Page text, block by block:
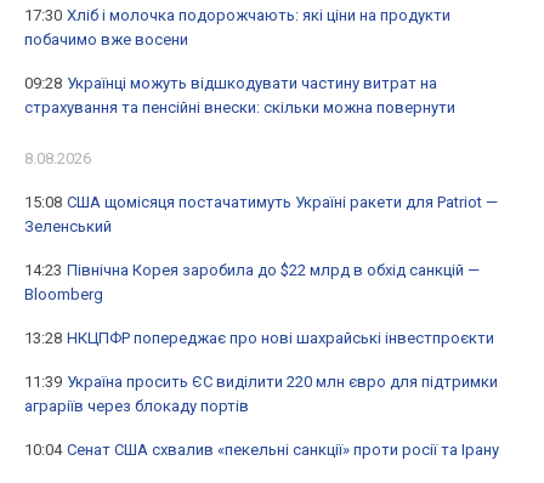
17:30 Хліб і молочка подорожчають: які ціни на продукти
побачимо вже восени
09:28 Українці можуть відшкодувати частину витрат на
страхування та пенсійні внески: скільки можна повернути
8.08.2026
15:08 США щомісяця постачатимуть Україні ракети для Patriot —
Зеленський
14:23 Північна Корея заробила до $22 млрд в обхід санкцій —
Bloomberg
13:28 НКЦПФР попереджає про нові шахрайські інвестпроєкти
11:39 Україна просить ЄС виділити 220 млн євро для підтримки
аграріїв через блокаду портів
10:04 Сенат США схвалив «пекельні санкції» проти росії та Ірану